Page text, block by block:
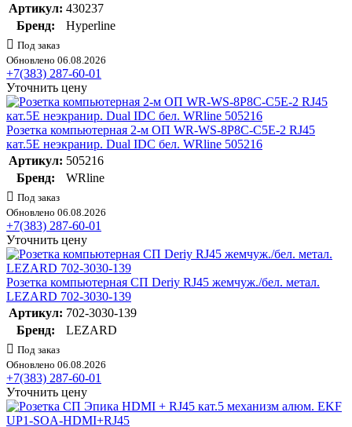
Артикул: 430237
Бренд:
Hyperline
Под заказ
Обновлено 06.08.2026
+7(383) 287-60-01
Уточнить цену
Розетка компьютерная 2-м ОП WR-WS-8P8C-C5E-2 RJ45
кат.5E неэкранир. Dual IDC бел. WRline 505216
Артикул: 505216
Бренд:
WRline
Под заказ
Обновлено 06.08.2026
+7(383) 287-60-01
Уточнить цену
Розетка компьютерная СП Deriy RJ45 жемчуж./бел. метал.
LEZARD 702-3030-139
Артикул: 702-3030-139
Бренд:
LEZARD
Под заказ
Обновлено 06.08.2026
+7(383) 287-60-01
Уточнить цену